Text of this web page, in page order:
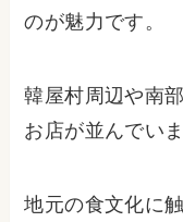
のが魅力です。
韓屋村周辺や南
お店が並んでいま
地元の食文化に